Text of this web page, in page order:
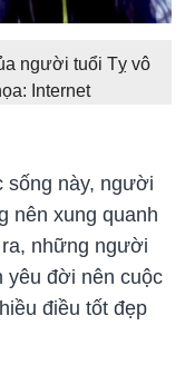
người tuổi Tỵ vô
Internet
sống này, người
nên xung quanh
những người
yêu đời nên cuộc
điều tốt đẹp